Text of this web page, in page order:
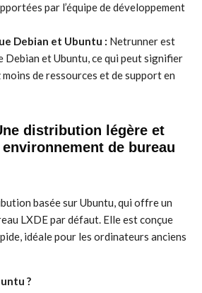
par l’équipe de développement
Debian et Ubuntu : Netrunner est
Debian et Ubuntu, ce qui peut signifier
de ressources et de support en
distribution légère et
de bureau
basée sur Ubuntu, qui offre un
LXDE par défaut. Elle est conçue
idéale pour les ordinateurs anciens
?